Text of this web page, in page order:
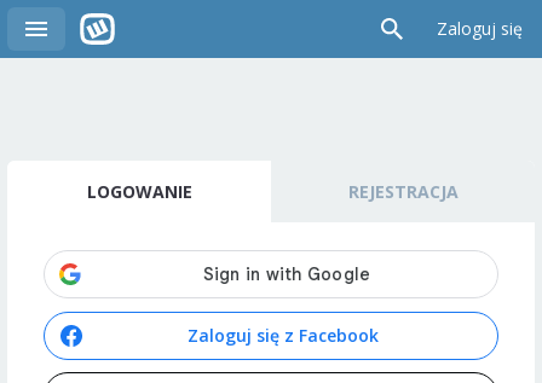
Zaloguj się
LOGOWANIE REJESTRACJA
Zaloguj się z Facebook